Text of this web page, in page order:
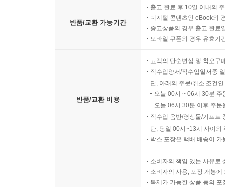
반품/교환 가능기간
출고 완료 후 10일 이내의
디지털 콘텐츠인 eBook의
중고상품의 경우 출고 완료
모바일 쿠폰의 경우 유효기
반품/교환 비용
고객의 단순변심 및 착오구
직수입양서/직수입일서중
단, 아래의 주문/취소 조건
오늘 00시 ~ 06시 30분
오늘 06시 30분 이후 주
직수입 음반/영상물/기프트
단, 당일 00시~13시 사이의
박스 포장은 택배 배송이
소비자의 책임 있는 사유로
소비자의 사용, 포장 개봉
복제가 가능한 상품 등의